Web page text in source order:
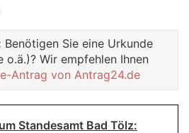
Benötigen Sie eine Urkunde
o.ä.)? Wir empfehlen Ihnen
Antrag von Antrag24.de
Standesamt Bad Tölz: